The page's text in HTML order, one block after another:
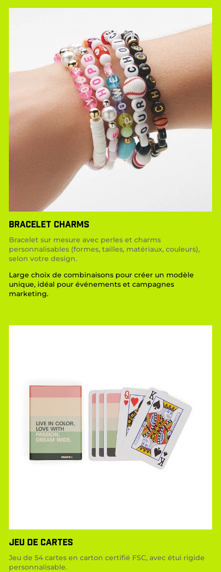
BRACELET CHARMS
Bracelet sur mesure avec perles et charms
personnalisables (formes, tailles, matériaux, couleurs),
selon votre design.
Large choix de combinaisons pour créer un modèle
unique, idéal pour événements et campagnes
marketing.
JEU DE CARTES
Jeu de 54 cartes en carton certifié FSC, avec étui rigide
personnalisable.